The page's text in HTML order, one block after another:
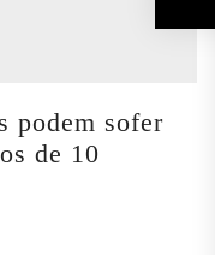
podem sofer
de 10